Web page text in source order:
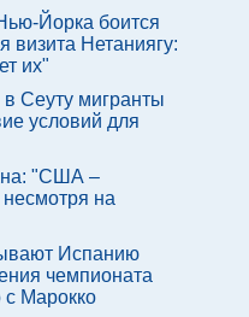
Йорка боится
визита Нетаниягу:
их"
Сеуту мигранты
условий для
"США –
на
Испанию
чемпионата
с Марокко